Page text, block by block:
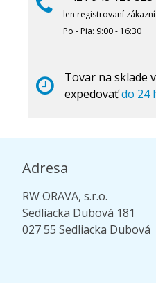
len registrovaní
Po - Pia: 9:00 - 16:30
Tovar na sklade
expedovaťdo 24
Adresa
RW ORAVA, s.r.o.
Sedliacka Dubová 181
027 55 Sedliacka Dubová